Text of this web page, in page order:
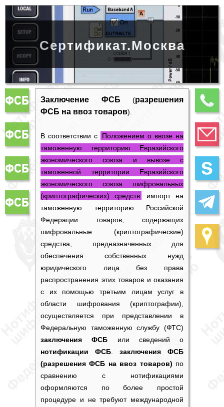
Сертификат.Москва
Заключение ФСБ (разрешения
ФСБ на ввоз товаров)
В соответствии с
Положением о ввозе на
таможенную территорию Евразийского
экономического союза и вывозе с
таможенной территории Евразийского
экономического союза шифровальных
(криптографических) средств
импорт на
таможенную территорию Российской
Федерации товаров, содержащих
шифровальные (криптографические)
средства, предназначенных для
обеспечения собственных нужд
юридического лица без права
распространения этих товаров и оказания
с их помощью третьим лицам услуг в
области шифрования (криптографии),
осуществляется при представлении в
Федеральную таможенную службу (ФТС)
заключения ФСБ или сведений о
нотификации ФСБ
заключения ФСБ
(разрешения ФСБ на ввоз товаров) по
сравнению с нотификациями
оформляются по более простой
процедуре и не требуют международной